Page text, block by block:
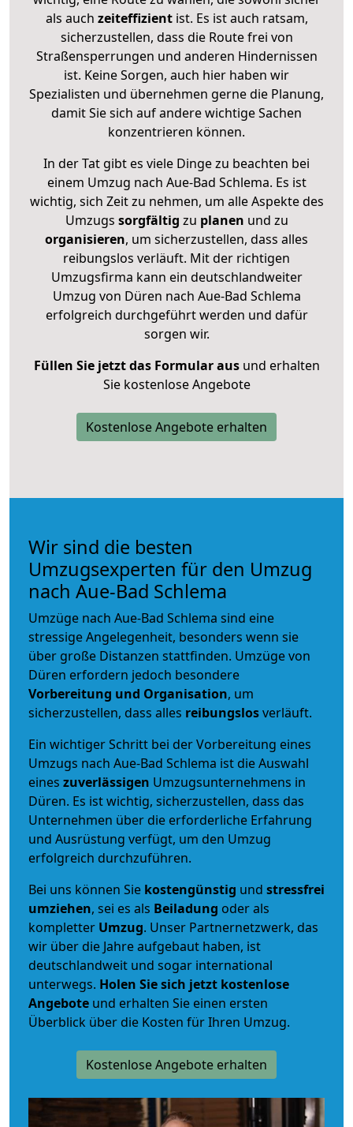
als auch zeiteffizientist. Es ist auch ratsam,
sicherzustellen, dass die Route frei von
Straßensperrungen und anderen Hindernissen
ist. Keine Sorgen, auch hier haben wir
Spezialisten und übernehmen gerne die Planung,
damit Sie sich auf andere wichtige Sachen
konzentrieren können.
In der Tat gibt es viele Dinge zu beachten bei
einem Umzug nach Aue-Bad Schlema. Es ist
wichtig, sich Zeit zu nehmen, um alle Aspekte des
Umzugs sorgfältig zu planen und zu
organisieren, um sicherzustellen, dass alles
reibungslos verläuft. Mit der richtigen
Umzugsfirma kann ein deutschlandweiter
Umzug von Düren nach Aue-Bad Schlema
erfolgreich durchgeführt werden und dafür
sorgen wir.
Füllen Sie jetzt das Formular ausund erhalten
Sie kostenlose Angebote
Kostenlose Angebote erhalten
Wir sind die besten
Umzugsexperten für den Umzug
nach Aue-Bad Schlema
Umzüge nach Aue-Bad Schlema sind eine
stressige Angelegenheit, besonders wenn sie
über große Distanzen stattfinden. Umzüge von
Düren erfordern jedoch besondere
Vorbereitung und Organisation, um
sicherzustellen, dass alles reibungslosverläuft.
Ein wichtiger Schritt bei der Vorbereitung eines
Umzugs nach Aue-Bad Schlema ist die Auswahl
eines zuverlässigen Umzugsunternehmens in
Düren. Es ist wichtig, sicherzustellen, dass das
Unternehmen über die erforderliche Erfahrung
und Ausrüstung verfügt, um den Umzug
erfolgreich durchzuführen.
Bei uns können Sie kostengünstig und stressfrei
umziehen, sei es als Beiladung oder als
kompletter Umzug. Unser Partnernetzwerk, das
wir über die Jahre aufgebaut haben, ist
deutschlandweit und sogar international
unterwegs. Holen Sie sich jetzt kostenlose
Angebote und erhalten Sie einen ersten
Überblick über die Kosten für Ihren Umzug.
Kostenlose Angebote erhalten